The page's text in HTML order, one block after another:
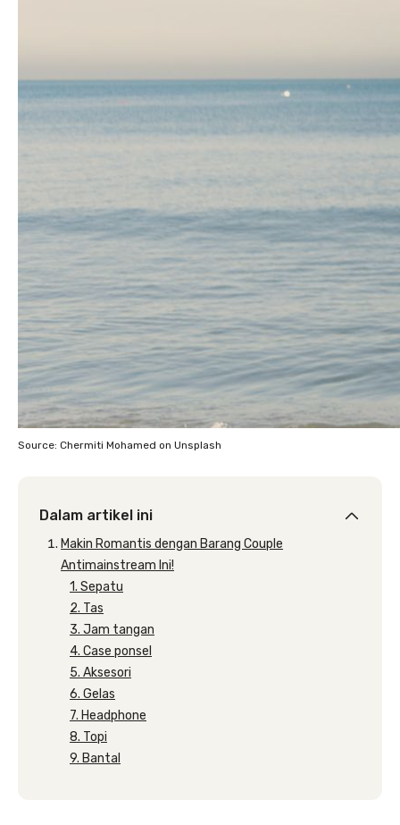
Source: Chermiti Mohamed on Unsplash
Dalam artikel ini
Makin Romantis dengan Barang Couple
Antimainstream Ini!
1. Sepatu
2. Tas
3. Jam tangan
4. Case ponsel
5. Aksesori
6. Gelas
7. Headphone
8. Topi
9. Bantal